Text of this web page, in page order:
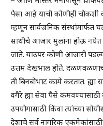
पैसा आहे याची कोणीही
म्हणून सार्वजनिक संस्थांमार्फत
साथीचे आजार मुलांना होऊ
जाते. याउपर कोणी आजारी
उत्तम देखभाल होते.
ती बिनबोभाट कामे करतात.
वगैरे ह्या सेवा पैसे
उपयोगासाठी किंवा त्यांच्या
देशाचे सर्व नागरिक